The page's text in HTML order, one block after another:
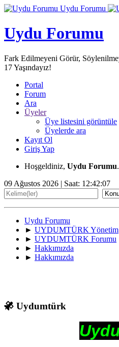
Uydu Forumu
Uydu Forumu
Fark Edilmeyeni Görür,
17Yaşındayız!
Portal
Forum
Ara
Üyeler
Üye listesini görüntüle
Üyelerde ara
Kayıt Ol
Giriş Yap
Hoşgeldiniz, Uydu Forumu
09 Ağustos 2026 | Saat: 12:42:07
Uydu Forumu
► UYDUMTÜRK Yönetim
► UYDUMTÜRK Forumu
► Hakkımızda
► Hakkımızda
Uydumtürk